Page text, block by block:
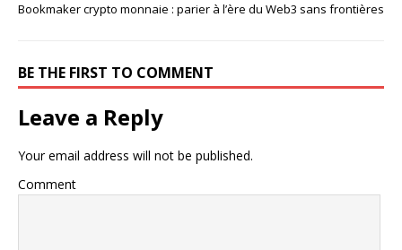
Bookmaker crypto monnaie : parier à l’ère du Web3 sans frontières
BE THE FIRST TO COMMENT
Leave a Reply
Your email address will not be published.
Comment